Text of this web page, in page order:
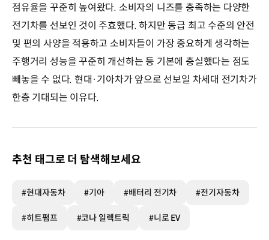
점유율을 꾸준히 높여왔다. 소비자의 니즈를 충족하는 다양한
전기차를 선보인 것이 주효했다. 하지만 동급 최고 수준의 안전
및 편의 사양을 적용하고 소비자들이 가장 중요하게 생각하는
주행거리 성능을 꾸준히 개선하는 등 기본에 충실했다는 점도
빼놓을 수 없다. 현대·기아차가 앞으로 선보일 차세대 전기차가
한층 기대되는 이유다.
추천 태그로 더 탐색해보세요
#현대자동차 #기아 #배터리 전기차 #전기자동차
#히트펌프 #코나 일렉트릭 #니로 EV